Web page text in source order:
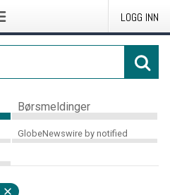
LOGG INN
Børsmeldinger
GlobeNewswire by notified